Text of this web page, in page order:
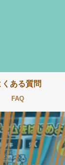
くある質問
FAQ